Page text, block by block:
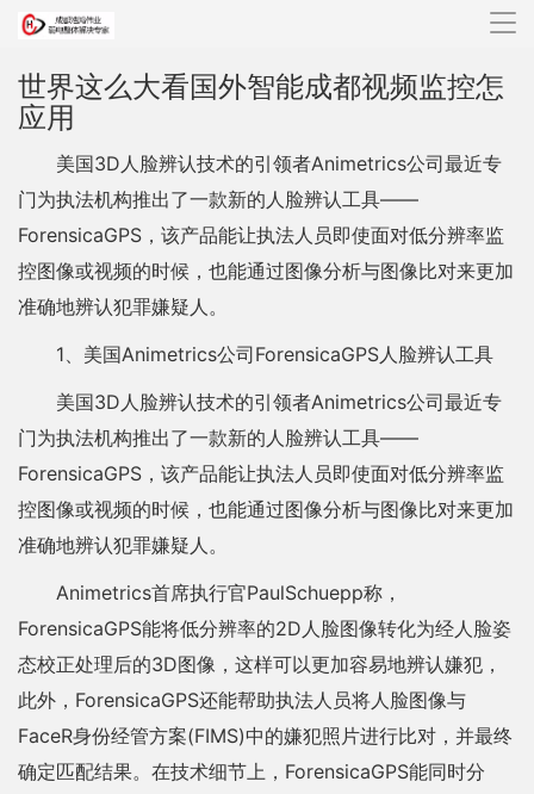
导
世界这么大看国外智能成都视频监控怎
应用
美国3D人脸辨认技术的引领者Animetrics公司最近专
门为执法机构推出了一款新的人脸辨认工具——
ForensicaGPS，该产品能让执法人员即使面对低分辨率监
控图像或视频的时候，也能通过图像分析与图像比对来更加
准确地辨认犯罪嫌疑人。
1、美国Animetrics公司ForensicaGPS人脸辨认工具
美国3D人脸辨认技术的引领者Animetrics公司最近专
门为执法机构推出了一款新的人脸辨认工具——
ForensicaGPS，该产品能让执法人员即使面对低分辨率监
控图像或视频的时候，也能通过图像分析与图像比对来更加
准确地辨认犯罪嫌疑人。
Animetrics首席执行官PaulSchuepp称，
ForensicaGPS能将低分辨率的2D人脸图像转化为经人脸姿
态校正处理后的3D图像，这样可以更加容易地辨认嫌犯，
此外，ForensicaGPS还能帮助执法人员将人脸图像与
FaceR身份经管方案(FIMS)中的嫌犯照片进行比对，并最终
确定匹配结果。在技术细节上，ForensicaGPS能同时分